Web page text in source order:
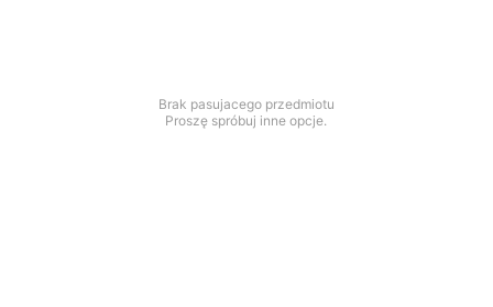
Brak pasujacego przedmiotu
Proszę spróbuj inne opcje.